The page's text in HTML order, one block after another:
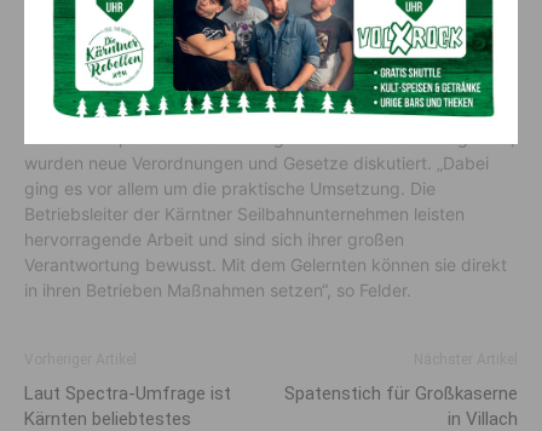
Generalrevision, Richtlinien, Merkblätter, visuelle Seilkontrollen
– die Betriebsleiter der Kärntner Seilbahnunternehmen
übernehmen wichtige Aufgaben. Bei einem exklusiven
Workshop mitChristian Felder, der als Ingenieurbüro unter
wurden neue Verordnungen und Gesetze diskutiert. „Dabei
ging es vor allem um die praktische Umsetzung. Die
Betriebsleiter der Kärntner Seilbahnunternehmen leisten
hervorragende Arbeit und sind sich ihrer großen
Verantwortung bewusst. Mit dem Gelernten können sie direkt
in ihren Betrieben Maßnahmen setzen“, so Felder.
Laut Spectra-Umfrage ist
Kärnten beliebtestes
Spatenstich für Großkaserne
in Villach